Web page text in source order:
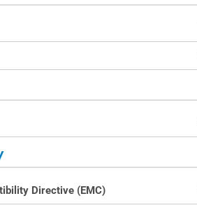
Directive (EMC)